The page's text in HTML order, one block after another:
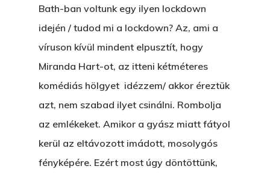
Bath-ban voltunk egy ilyen lockdown
idején / tudod mi a lockdown? Az, ami a
víruson kívül mindent elpusztít, hogy
Miranda Hart-ot, az itteni kétméteres
komédiás hölgyet idézzem/ akkor éreztük
azt, nem szabad ilyet csinálni. Rombolja
az emlékeket. Amikor a gyász miatt fátyol
kerül az eltávozott imádott, mosolygós
fényképére. Ezért most úgy döntöttünk,